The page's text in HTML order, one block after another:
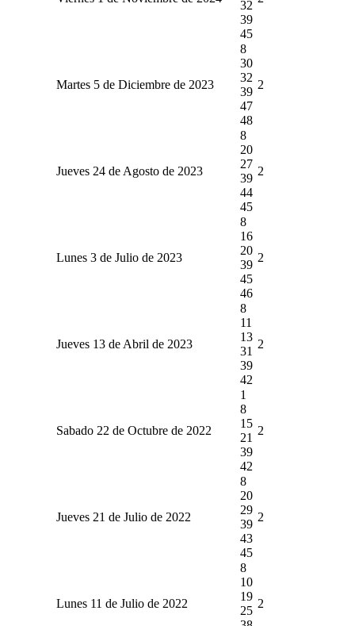
32
39
45
Martes 5 de Diciembre de 2023
8
30
32
39
47
48
2
Jueves 24 de Agosto de 2023
8
20
27
39
44
45
2
Lunes 3 de Julio de 2023
8
16
20
39
45
46
2
Jueves 13 de Abril de 2023
8
11
13
31
39
42
2
Sabado 22 de Octubre de 2022
1
8
15
21
39
42
2
Jueves 21 de Julio de 2022
8
20
29
39
43
45
2
Lunes 11 de Julio de 2022
8
10
19
25
2